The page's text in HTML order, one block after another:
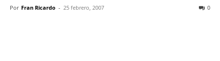
Por Fran Ricardo - 25 febrero, 2007 0